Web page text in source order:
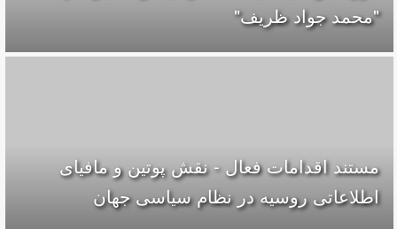
"محمد جواد ظریف"
مستند اقدامات فعال - نقش پوتین و مافیای‌
اطلاعاتی روسیه در نظام سیاسی جهان